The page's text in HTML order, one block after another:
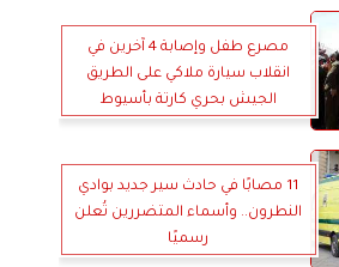
مصرع طفل وإصابة 4 آخرين في
انقلاب سيارة ملاكي على الطريق
الجيش بحري كارتة بأسيوط
11 مصابًا في حادث سير جديد بوادي
النطرون.. وأسماء المتضررين تُعلن
رسميًا